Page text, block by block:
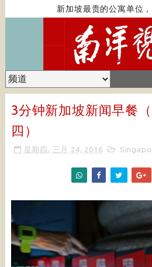
新加坡最贵的公寓单位
3分钟新加坡新闻早餐
四）
星期四, 三月 24, 2016